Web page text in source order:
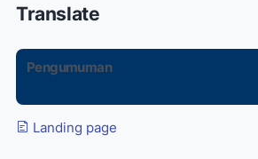
Translate
Pengumuman
Landing page